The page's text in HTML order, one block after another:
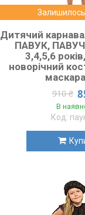
Залишилось
Дитячий
ПАВУК,
3,4,5,6
новорічний
910 ₴
В